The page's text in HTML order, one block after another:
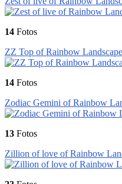
14 Fotos
ZZ Top of Rainbow Landscape
14 Fotos
Zodiac Gemini of Rainbow
13 Fotos
Zillion of love of Rainbow